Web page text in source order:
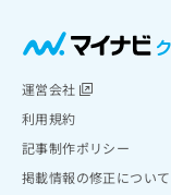
運営会社
利用規約
記事制作ポリシー
掲載情報の修正について